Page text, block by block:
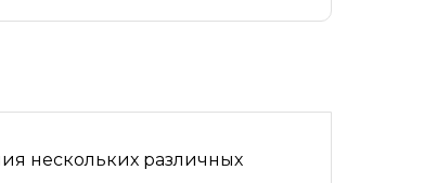
нескольких различных